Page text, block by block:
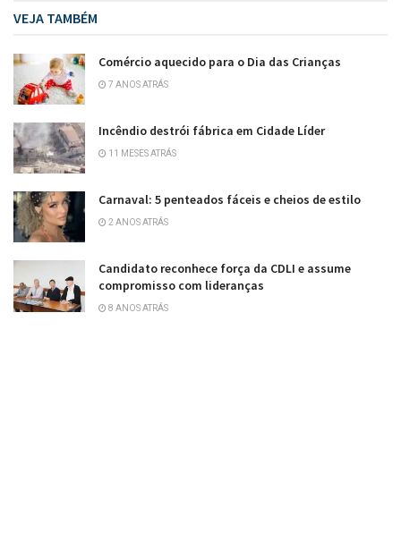
VEJA TAMBÉM
Comércio aquecido para o Dia das Crianças
7 ANOS ATRÁS
Incêndio destrói fábrica em Cidade Líder
11 MESES ATRÁS
Carnaval: 5 penteados fáceis e cheios de estilo
2 ANOS ATRÁS
Candidato reconhece força da CDLI e assume
compromisso com lideranças
8 ANOS ATRÁS